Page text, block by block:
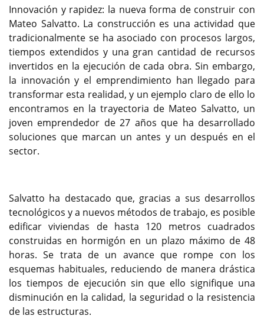
Innovación y rapidez: la nueva forma de construir con
Mateo Salvatto. La construcción es una actividad que
tradicionalmente se ha asociado con procesos largos,
tiempos extendidos y una gran cantidad de recursos
invertidos en la ejecución de cada obra. Sin embargo,
la innovación y el emprendimiento han llegado para
transformar esta realidad, y un ejemplo claro de ello lo
encontramos en la trayectoria de Mateo Salvatto, un
joven emprendedor de 27 años que ha desarrollado
soluciones que marcan un antes y un después en el
sector.
Salvatto ha destacado que, gracias a sus desarrollos
tecnológicos y a nuevos métodos de trabajo, es posible
edificar viviendas de hasta 120 metros cuadrados
construidas en hormigón en un plazo máximo de 48
horas. Se trata de un avance que rompe con los
esquemas habituales, reduciendo de manera drástica
los tiempos de ejecución sin que ello signifique una
disminución en la calidad, la seguridad o la resistencia
de las estructuras.